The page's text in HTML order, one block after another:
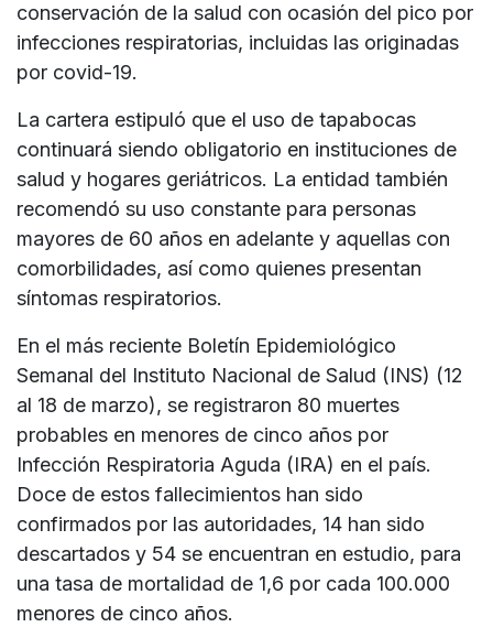
conservación de la salud con ocasión del pico por
infecciones respiratorias, incluidas las originadas
por covid-19.
La cartera estipuló que el uso de tapabocas
continuará siendo obligatorio en instituciones de
salud y hogares geriátricos. La entidad también
recomendó su uso constante para personas
mayores de 60 años en adelante y aquellas con
comorbilidades, así como quienes presentan
síntomas respiratorios.
En el más reciente Boletín Epidemiológico
Semanal del Instituto Nacional de Salud (INS) (12
al 18 de marzo), se registraron 80 muertes
probables en menores de cinco años por
Infección Respiratoria Aguda (IRA) en el país.
Doce de estos fallecimientos han sido
confirmados por las autoridades, 14 han sido
descartados y 54 se encuentran en estudio, para
una tasa de mortalidad de 1,6 por cada 100.000
menores de cinco años.